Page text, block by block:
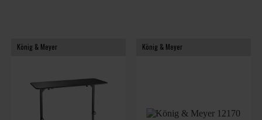
König & Meyer König & Meyer